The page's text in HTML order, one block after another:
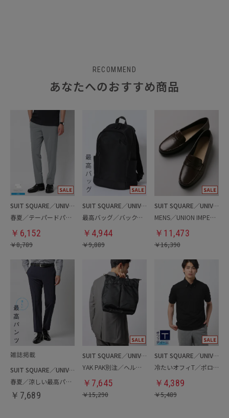
RECOMMEND
あなたへのおすすめ商品
SUIT SQUARE／UNIVERSAL LANGUAGE
春夏／テーパードパンツ
￥ 6,152
￥8,789
SUIT SQUARE／UNIVERSAL LANGUAGE
最高バッグ／バックパック
￥ 4,944
￥9,889
SUIT SQUARE／UNIVERSAL LANGUAGE
MENS／UNION IMPERIAL監修／コインローファー
￥ 11,473
￥16,390
SUIT SQUARE／UNIVERSAL LANGUAGE
春夏／涼しい最高パンツ
￥ 7,689
SUIT SQUARE／UNIVERSAL LANGUAGE
YAK PAK別注／ヘルメットバッグ
￥ 7,645
￥15,290
SUIT SQUARE／UNIVERSAL LANGUAGE
冷たいオフィT／ポロシャツ
￥ 4,389
￥5,489